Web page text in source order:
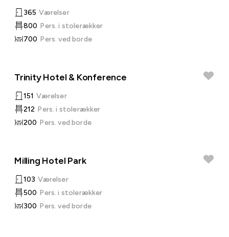
365 Værelser
800 Pers. i stolerækker
700 Pers. ved borde
Trinity Hotel & Konference
151 Værelser
212 Pers. i stolerækker
200 Pers. ved borde
Milling Hotel Park
103 Værelser
500 Pers. i stolerækker
300 Pers. ved borde